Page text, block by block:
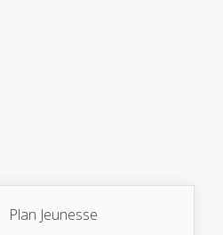
Plan Jeunesse